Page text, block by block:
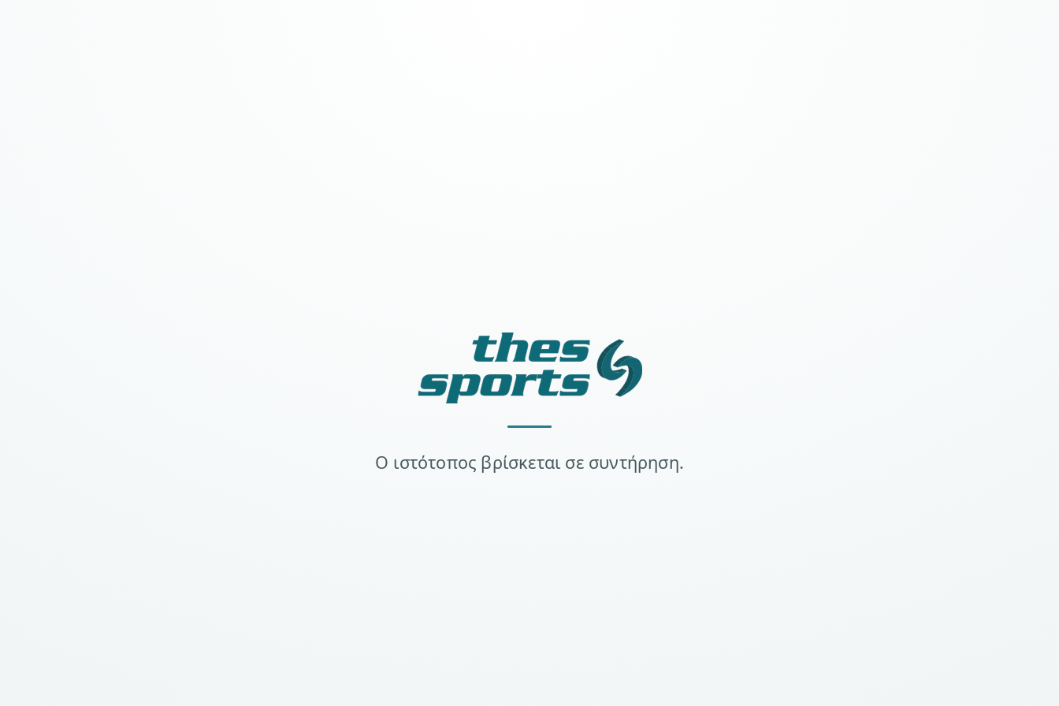
Ο ιστότοπος βρίσκεται σε συντήρηση.